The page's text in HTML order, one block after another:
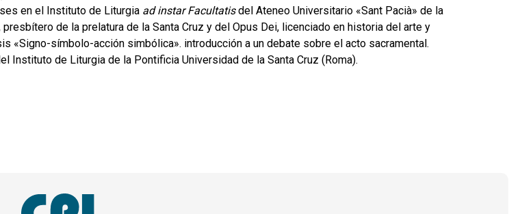
en el Instituto de Liturgia ad instar Facultatisdel Ateneo Universitario «Sant Pacià» de la
presbítero de la prelatura de la Santa Cruz y del Opus Dei, licenciado en historia del arte y
«Signo-símbolo-acción simbólica». introducción a un debate sobre el acto sacramental.
Instituto de Liturgia de la Pontificia Universidad de la Santa Cruz (Roma).